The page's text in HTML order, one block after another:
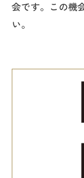
会です。この機
い。